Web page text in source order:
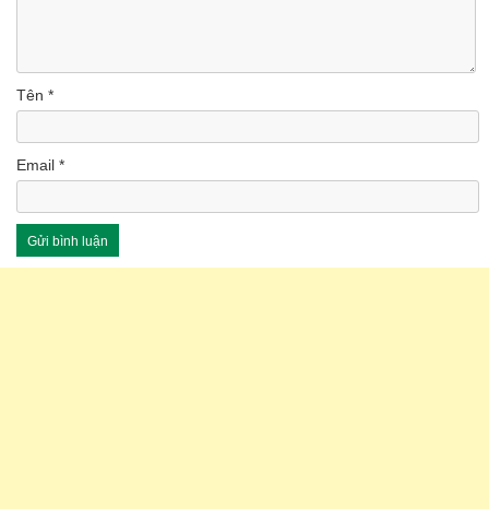
Tên *
Email *